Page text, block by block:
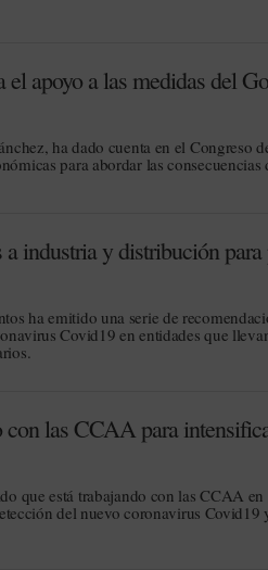
el apoyo a las medidas del
ha dado cuenta en el Congreso
para abordar las
industria y distribución para
ha emitido una serie de
Covid19 en entidades que
con las CCAA para
que está trabajando con las CCAA
del nuevo coronavirus Covid19